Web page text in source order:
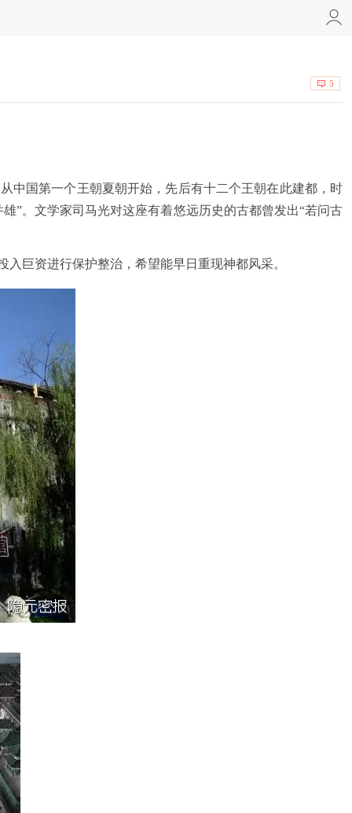
5
国第一个王朝夏朝开始，先后有十二个王朝在此建都，时
”。文学家司马光对这座有着悠远历史的古都曾发出“若问古
巨资进行保护整治，希望能早日重现神都风采。